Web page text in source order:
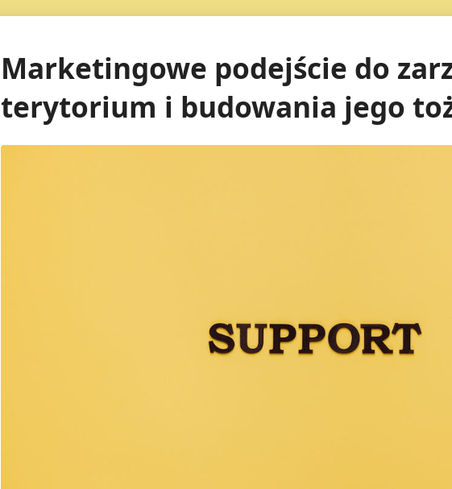
Marketingowe podejście do
terytorium i budowania jego